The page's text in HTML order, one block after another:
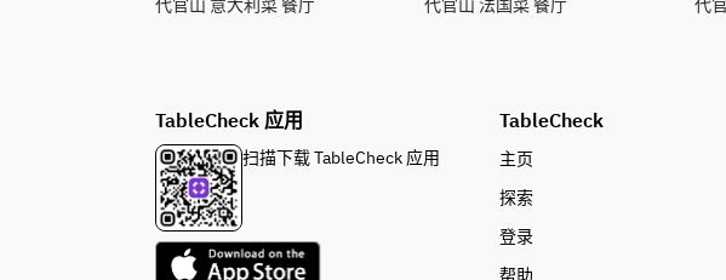
代官山 意大利菜 餐厅 代官山 法国菜 餐厅 代
TableCheck 应用
扫描下载 TableCheck 应用
TableCheck
主页
探索
登录
帮助